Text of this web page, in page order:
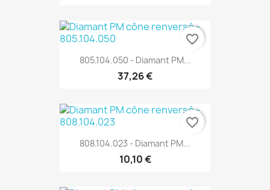
805.104.050 - Diamant PM...
37,26 €
favorite_border
808.104.023 - Diamant PM...
10,10 €
favorite_border